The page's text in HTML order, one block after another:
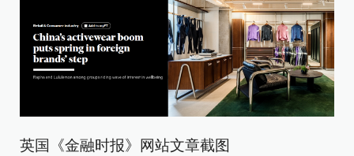
英国《金融时报》网站文章截图